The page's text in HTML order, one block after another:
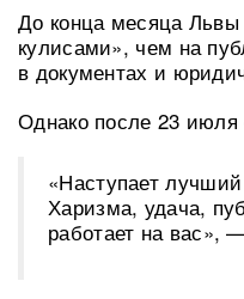
До конца месяца
кулисами», чем на
в документах и
Однако после 23 июля
«Наступает
Харизма, удача,
работает на вас»,